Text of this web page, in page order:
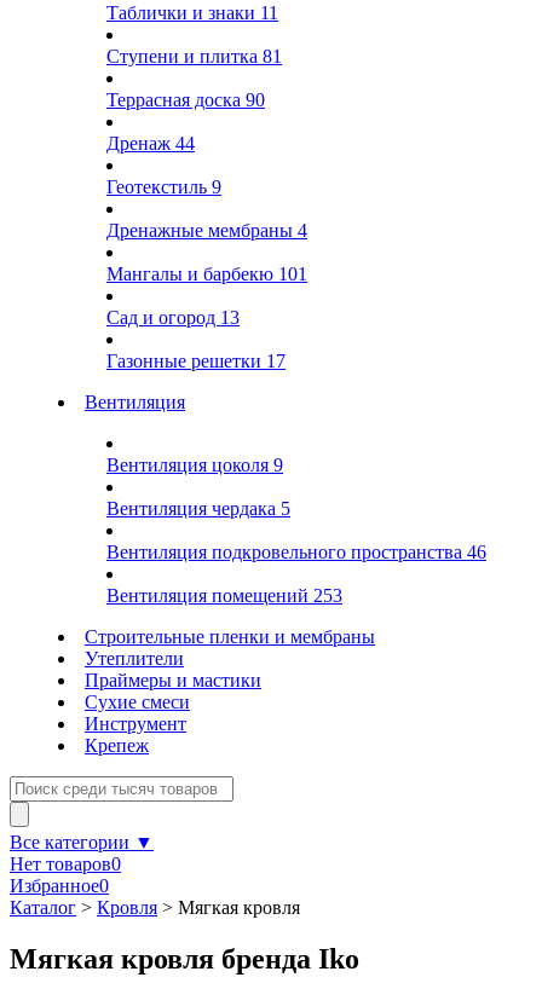
Таблички и знаки 11
Ступени и плитка 81
Террасная доска 90
Дренаж 44
Геотекстиль 9
Дренажные мембраны 4
Мангалы и барбекю 101
Сад и огород 13
Газонные решетки 17
Вентиляция
Вентиляция цоколя 9
Вентиляция чердака 5
Вентиляция подкровельного пространства 46
Вентиляция помещений 253
Строительные пленки и мембраны
Утеплители
Праймеры и мастики
Сухие смеси
Инструмент
Крепеж
Все категории ▼
Нет товаров0
Избранное0
Каталог > Кровля > Мягкая кровля
Мягкая кровля бренда Iko